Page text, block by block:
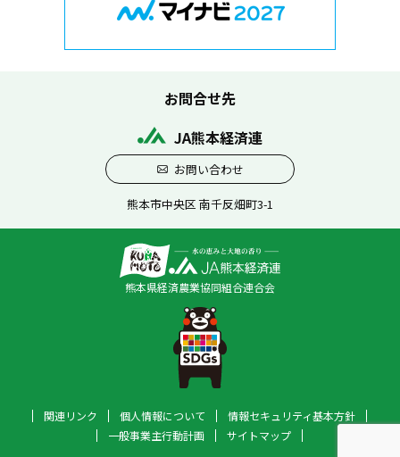
お問合せ先
JA熊本経済連
お問い合わせ
熊本市中央区 南千反畑町3-1
熊本県経済農業協同組合連合会
関連リンク 個人情報について
情報セキュリティ基本方針
一般事業主行動計画
サイトマップ